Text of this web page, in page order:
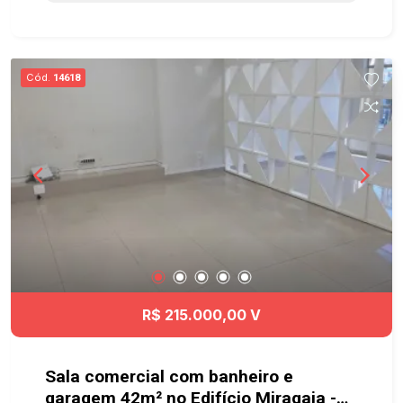
Cód. 14618
R$ 215.000,00 V
Sala comercial com banheiro e
garagem 42m² no Edifício Miragaia -